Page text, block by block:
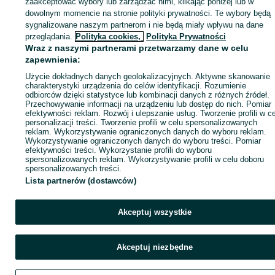
ID:674985365 Wyświetlenia:
Zadzwoń / SMS
dowolnym momencie na stronie polityki prywatności. Te wybory będą
sygnalizowane naszym partnerom i nie będą miały wpływu na dane
przeglądania. Polityka cookies, Polityka Prywatności
Wraz z naszymi partnerami przetwarzamy dane w celu
zapewnienia:
Użycie dokładnych danych geolokalizacyjnych. Aktywne skanowanie
charakterystyki urządzenia do celów identyfikacji. Rozumienie
odbiorców dzięki statystyce lub kombinacji danych z różnych źródeł.
Przechowywanie informacji na urządzeniu lub dostęp do nich. Pomiar
efektywności reklam. Rozwój i ulepszanie usług. Tworzenie profili w
personalizacji treści. Tworzenie profili w celu spersonalizowanych
reklam. Wykorzystywanie ograniczonych danych do wyboru reklam.
Wykorzystywanie ograniczonych danych do wyboru treści. Pomiar
efektywności treści. Wykorzystanie profili do wyboru
spersonalizowanych reklam. Wykorzystywanie profili w celu doboru
spersonalizowanych treści.
Lista partnerów (dostawców)
Akceptuj wszystkie
Akceptuj niezbędne